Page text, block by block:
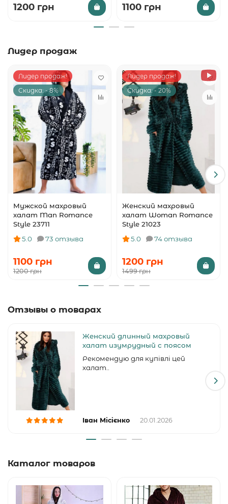
1200 грн 1100 грн
Лидер продаж
Лидер продаж!
Скидка: - 8%
Мужской махровый
халат Man Romance
Style 23711
5.0
73 отзыва
1100 грн
1200 грн
Лидер продаж!
Скидка: - 20%
Женский махровый
халат Woman Romance
Style 21023
5.0
74 отзыва
1200 грн
1499 грн
Отзывы о товарах
Женский длинный махровый
халат изумрудный с поясом
Рекомендую для купівлі цей
халат..
Іван Місієнко 20.01.2026
Каталог товаров